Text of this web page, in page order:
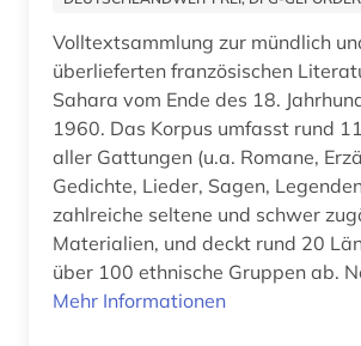
honoré de (1)
iberoromanistik (18)
internetportal (1)
italia (1)
italianistik (24)
italienisch (3)
Volltextsammlung zur mündlich
überlieferten französischen
Sahara vom Ende des 18.
1960. Das Korpus umfasst rund
aller Gattungen (u.a. Romane,
Gedichte, Lieder, Sagen,
zahlreiche seltene und schwer
Materialien, und deckt rund 20
über 100 ethnische Gruppen ab.
Mehr Informationen